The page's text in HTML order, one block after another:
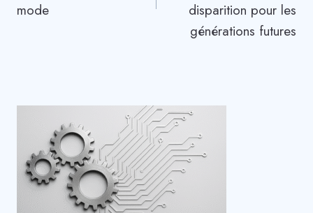
mode
disparition pour les
générations futures